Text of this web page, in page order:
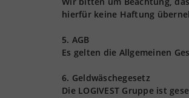
hierfür keine Haftung
5. AGB
Es gelten die Allgemeinen
6. Geldwäschegesetz
Die LOGIVEST Gruppe ist